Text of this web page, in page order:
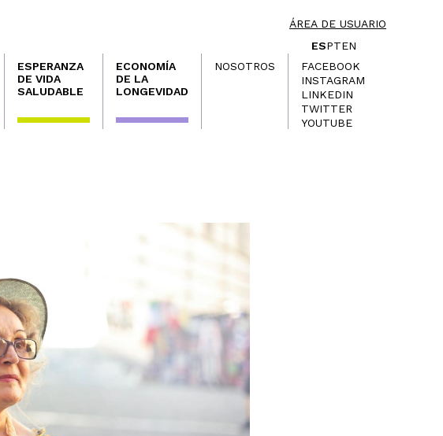
ÁREA DE USUARIO
ESPTEN
ESPERANZA
DE VIDA
SALUDABLE
ECONOMÍA
DE LA
LONGEVIDAD
NOSOTROS
FACEBOOK
INSTAGRAM
LINKEDIN
TWITTER
YOUTUBE